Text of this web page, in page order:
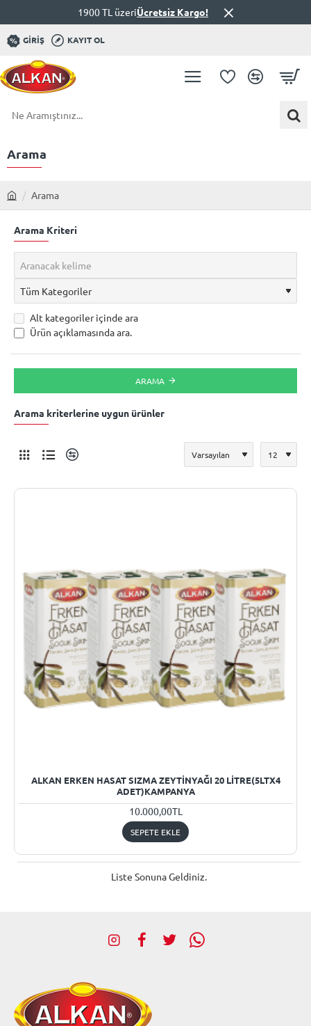
1900 TL üzeriÜcretsiz Kargo!
GIRIŞ KAYIT OL
Ne
Arama
m
Arama
Arama Kriteri
Alt kategoriler içinde ara
Ürün açıklamasında ara.
ARAMA
Arama kriterlerine uygun ürünler
ALKAN ERKEN HASAT SIZMA ZEYTINYAĞI 20 LITRE(5LTX4
ADET)KAMPANYA
10.000,00TL
SEPETE EKLE
Liste Sonuna Geldiniz.